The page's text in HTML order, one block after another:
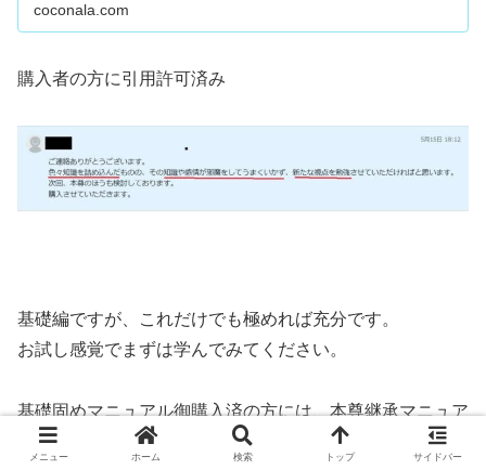
coconala.com
購入者の方に引用許可済み
基礎編ですが、これだけでも極めれば充分です。
お試し感覚でまずは学んでみてください。
基礎固めマニュアル御購入済の方には、本尊継承マニュア
ル購入時1万円引きです。
メニュー ホーム 検索 トップ サイドバー